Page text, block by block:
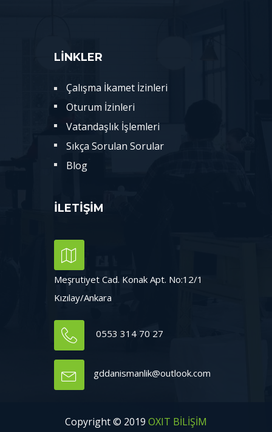
LİNKLER
Çalışma İkamet İzinleri
Oturum İzinleri
Vatandaşlık İşlemleri
Sıkça Sorulan Sorular
Blog
İLETİŞİM
Meşrutiyet Cad. Konak Apt. No:12/1
Kızılay/Ankara
0553 314 70 27
gddanismanlik@outlook.com
Copyright © 2019 OXIT BİLİŞİM